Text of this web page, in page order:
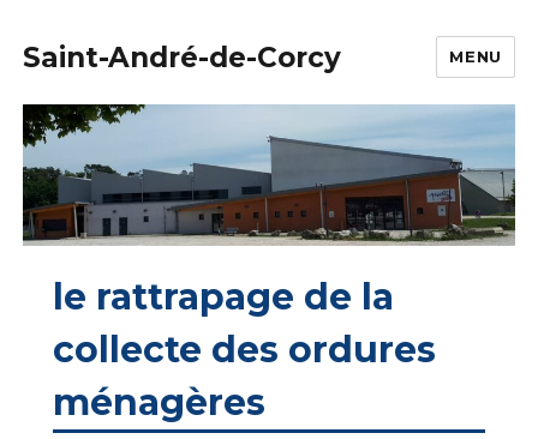
Saint-André-de-Corcy MENU
le rattrapage de la
collecte des ordures
ménagères